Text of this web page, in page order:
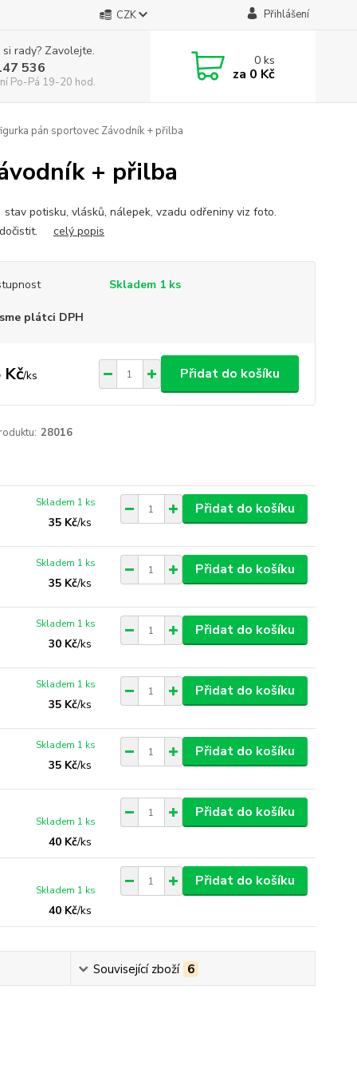
CZK Přihlášení
rady? Zavolejte.
536
Po-Pá 19-20 hod.
0ks
za 0 Kč
pán sportovec Závodník + přilba
+ přilba
potisku, vlásků, nálepek, vzadu odřeniny viz foto.
celý popis
Skladem 1 ks
plátci DPH
Kč/ks Přidat do košíku
28016
35 Kč/ks
Skladem 1 ks Přidat do košíku
35 Kč/ks
Skladem 1 ks Přidat do košíku
30 Kč/ks
Skladem 1 ks Přidat do košíku
35 Kč/ks
Skladem 1 ks Přidat do košíku
35 Kč/ks
Skladem 1 ks Přidat do košíku
40 Kč/ks
Skladem 1 ks
Přidat do košíku
40 Kč/ks
Skladem 1 ks
Přidat do košíku
Související zboží 6